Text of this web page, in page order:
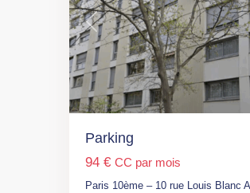
Previous
Parking
94 € CC par mois
Paris 10ème – 10 rue Louis Blanc
Paris
M°
Gare
de
(L
4,
5,